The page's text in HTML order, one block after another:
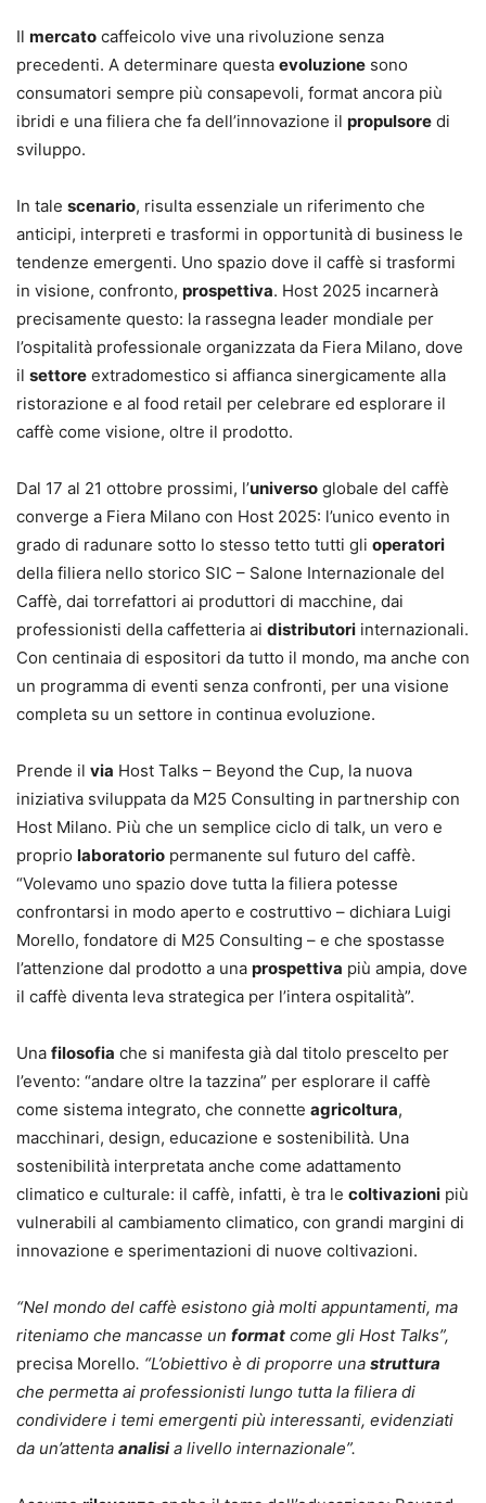
Il mercato caffeicolo vive una rivoluzione senza
precedenti. A determinare questa evoluzione sono
consumatori sempre più consapevoli, format ancora più
ibridi e una filiera che fa dell’innovazione il propulsore di
sviluppo.
In tale scenario, risulta essenziale un riferimento che
anticipi, interpreti e trasformi in opportunità di business le
tendenze emergenti. Uno spazio dove il caffè si trasformi
in visione, confronto, prospettiva. Host 2025 incarnerà
precisamente questo: la rassegna leader mondiale per
l’ospitalità professionale organizzata da Fiera Milano, dove
il settore extradomestico si affianca sinergicamente alla
ristorazione e al food retail per celebrare ed esplorare il
caffè come visione, oltre il prodotto.
Dal 17 al 21 ottobre prossimi, l’universo globale del caffè
converge a Fiera Milano con Host 2025: l’unico evento in
grado di radunare sotto lo stesso tetto tutti gli operatori
della filiera nello storico SIC – Salone Internazionale del
Caffè, dai torrefattori ai produttori di macchine, dai
professionisti della caffetteria ai distributori internazionali.
Con centinaia di espositori da tutto il mondo, ma anche con
un programma di eventi senza confronti, per una visione
completa su un settore in continua evoluzione.
Prende il via Host Talks – Beyond the Cup, la nuova
iniziativa sviluppata da M25 Consulting in partnership con
Host Milano. Più che un semplice ciclo di talk, un vero e
proprio laboratorio permanente sul futuro del caffè.
“Volevamo uno spazio dove tutta la filiera potesse
confrontarsi in modo aperto e costruttivo – dichiara Luigi
Morello, fondatore di M25 Consulting – e che spostasse
l’attenzione dal prodotto a una prospettiva più ampia, dove
il caffè diventa leva strategica per l’intera ospitalità”.
Una filosofia che si manifesta già dal titolo prescelto per
l’evento: “andare oltre la tazzina” per esplorare il caffè
come sistema integrato, che connette agricoltura,
macchinari, design, educazione e sostenibilità. Una
sostenibilità interpretata anche come adattamento
climatico e culturale: il caffè, infatti, è tra le coltivazioni più
vulnerabili al cambiamento climatico, con grandi margini di
innovazione e sperimentazioni di nuove coltivazioni.
“Nel mondo del caffè esistono già molti appuntamenti, ma
riteniamo che mancasse un format come gli Host Talks”,
precisa Morello. “L’obiettivo è di proporre una struttura
che permetta ai professionisti lungo tutta la filiera di
condividere i temi emergenti più interessanti, evidenziati
da un’attenta analisia livello internazionale”.